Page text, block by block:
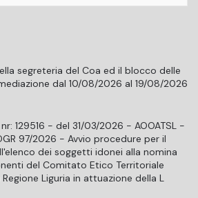
segreteria del Coa ed il blocco delle
dal 10/08/2026 al 19/08/2026
129516 - del 31/03/2026 - AOOATSL -
97/2026 - Avvio procedure per il
dei soggetti idonei alla nomina
del Comitato Etico Territoriale
Regione Liguria in attuazione della L